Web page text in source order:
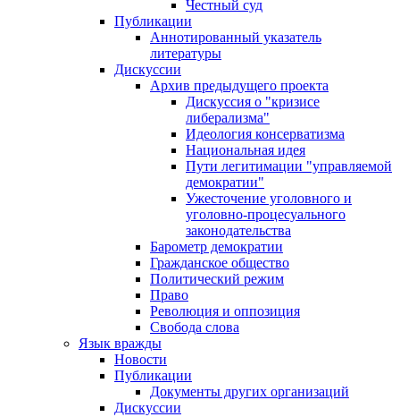
Честный суд
Публикации
Аннотированный указатель
литературы
Дискуссии
Архив предыдущего проекта
Дискуссия о "кризисе
либерализма"
Идеология консерватизма
Национальная идея
Пути легитимации "управляемой
демократии"
Ужесточение уголовного и
уголовно-процесуального
законодательства
Барометр демократии
Гражданское общество
Политический режим
Право
Революция и оппозиция
Свобода слова
Язык вражды
Новости
Публикации
Документы других организаций
Дискуссии